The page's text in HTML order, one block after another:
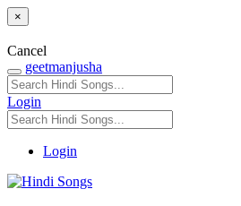
×
Cancel
geetmanjusha
Login
Login